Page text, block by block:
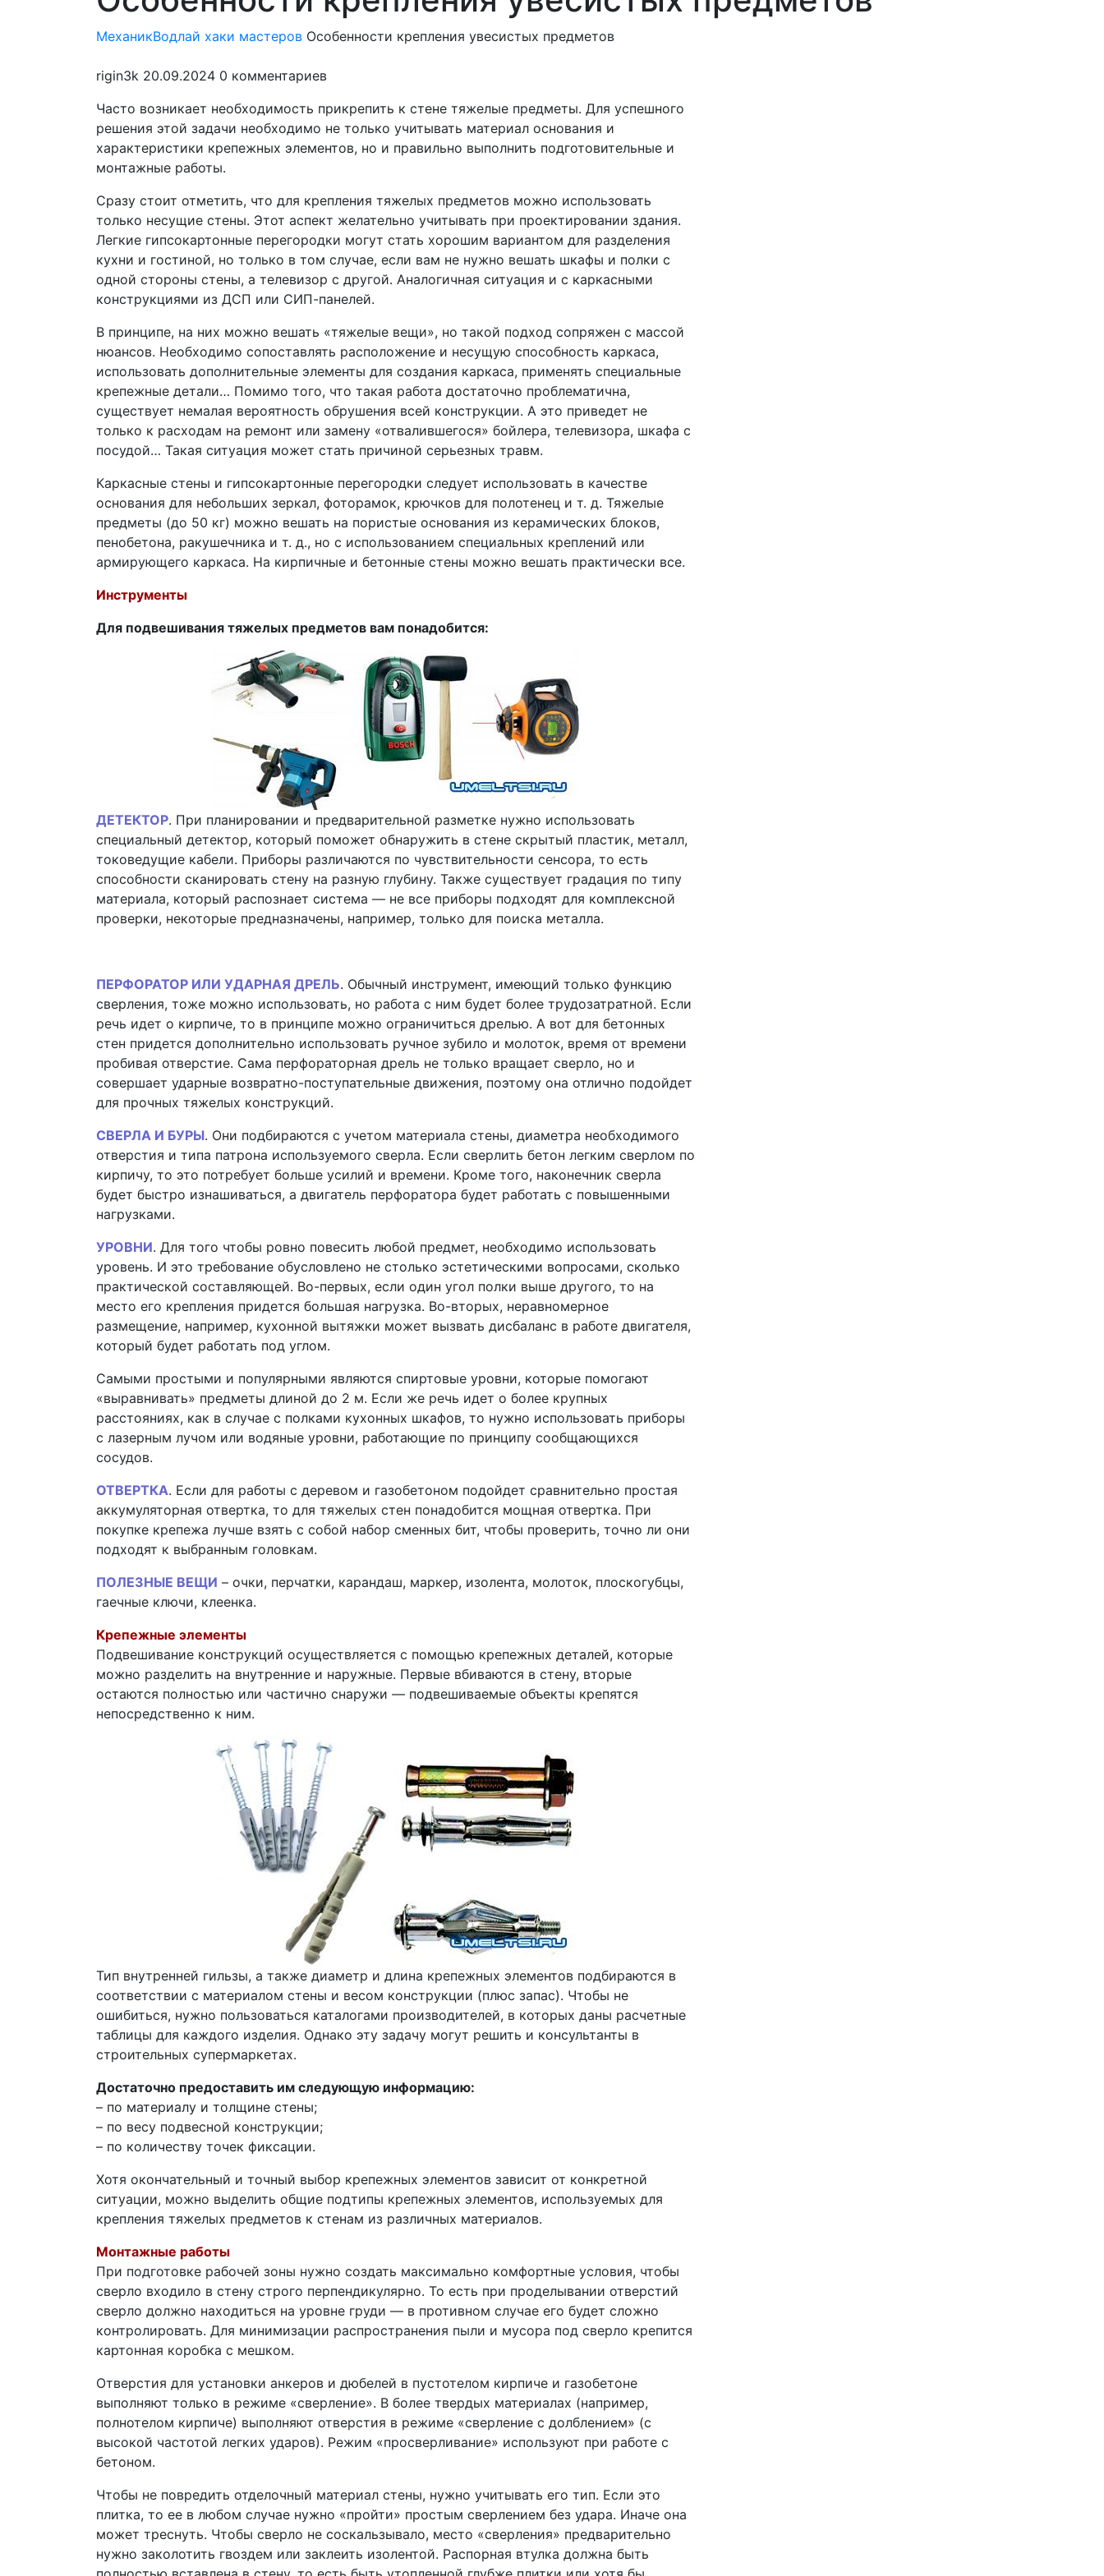
меню
МеханикВодлай хаки мастеров Особенности крепления увесистых предметов
rigin3k 20.09.2024 0 комментариев
Часто возникает необходимость прикрепить к стене тяжелые предметы. Для успешного
решения этой задачи необходимо не только учитывать материал основания и
характеристики крепежных элементов, но и правильно выполнить подготовительные и
монтажные работы.
Сразу стоит отметить, что для крепления тяжелых предметов можно использовать
только несущие стены. Этот аспект желательно учитывать при проектировании здания.
Легкие гипсокартонные перегородки могут стать хорошим вариантом для разделения
кухни и гостиной, но только в том случае, если вам не нужно вешать шкафы и полки с
одной стороны стены, а телевизор с другой. Аналогичная ситуация и с каркасными
конструкциями из ДСП или СИП-панелей.
В принципе, на них можно вешать «тяжелые вещи», но такой подход сопряжен с массой
нюансов. Необходимо сопоставлять расположение и несущую способность каркаса,
использовать дополнительные элементы для создания каркаса, применять специальные
крепежные детали… Помимо того, что такая работа достаточно проблематична,
существует немалая вероятность обрушения всей конструкции. А это приведет не
только к расходам на ремонт или замену «отвалившегося» бойлера, телевизора, шкафа с
посудой… Такая ситуация может стать причиной серьезных травм.
Каркасные стены и гипсокартонные перегородки следует использовать в качестве
основания для небольших зеркал, фоторамок, крючков для полотенец и т. д. Тяжелые
предметы (до 50 кг) можно вешать на пористые основания из керамических блоков,
пенобетона, ракушечника и т. д., но с использованием специальных креплений или
армирующего каркаса. На кирпичные и бетонные стены можно вешать практически все.
Инструменты
Для подвешивания тяжелых предметов вам понадобится:
ДЕТЕКТОР. При планировании и предварительной разметке нужно использовать
специальный детектор, который поможет обнаружить в стене скрытый пластик, металл,
токоведущие кабели. Приборы различаются по чувствительности сенсора, то есть
способности сканировать стену на разную глубину. Также существует градация по типу
материала, который распознает система — не все приборы подходят для комплексной
проверки, некоторые предназначены, например, только для поиска металла.
ПЕРФОРАТОР ИЛИ УДАРНАЯ ДРЕЛЬ. Обычный инструмент, имеющий только функцию
сверления, тоже можно использовать, но работа с ним будет более трудозатратной. Если
речь идет о кирпиче, то в принципе можно ограничиться дрелью. А вот для бетонных
стен придется дополнительно использовать ручное зубило и молоток, время от времени
пробивая отверстие. Сама перфораторная дрель не только вращает сверло, но и
совершает ударные возвратно-поступательные движения, поэтому она отлично подойдет
для прочных тяжелых конструкций.
СВЕРЛА И БУРЫ. Они подбираются с учетом материала стены, диаметра необходимого
отверстия и типа патрона используемого сверла. Если сверлить бетон легким сверлом по
кирпичу, то это потребует больше усилий и времени. Кроме того, наконечник сверла
будет быстро изнашиваться, а двигатель перфоратора будет работать с повышенными
нагрузками.
УРОВНИ. Для того чтобы ровно повесить любой предмет, необходимо использовать
уровень. И это требование обусловлено не столько эстетическими вопросами, сколько
практической составляющей. Во-первых, если один угол полки выше другого, то на
место его крепления придется большая нагрузка. Во-вторых, неравномерное
размещение, например, кухонной вытяжки может вызвать дисбаланс в работе двигателя,
который будет работать под углом.
Самыми простыми и популярными являются спиртовые уровни, которые помогают
«выравнивать» предметы длиной до 2 м. Если же речь идет о более крупных
расстояниях, как в случае с полками кухонных шкафов, то нужно использовать приборы
с лазерным лучом или водяные уровни, работающие по принципу сообщающихся
сосудов.
ОТВЕРТКА. Если для работы с деревом и газобетоном подойдет сравнительно простая
аккумуляторная отвертка, то для тяжелых стен понадобится мощная отвертка. При
покупке крепежа лучше взять с собой набор сменных бит, чтобы проверить, точно ли они
подходят к выбранным головкам.
ПОЛЕЗНЫЕ ВЕЩИ – очки, перчатки, карандаш, маркер, изолента, молоток, плоскогубцы,
гаечные ключи, клеенка.
Крепежные элементы
Подвешивание конструкций осуществляется с помощью крепежных деталей, которые
можно разделить на внутренние и наружные. Первые вбиваются в стену, вторые
остаются полностью или частично снаружи — подвешиваемые объекты крепятся
непосредственно к ним.
Тип внутренней гильзы, а также диаметр и длина крепежных элементов подбираются в
соответствии с материалом стены и весом конструкции (плюс запас). Чтобы не
ошибиться, нужно пользоваться каталогами производителей, в которых даны расчетные
таблицы для каждого изделия. Однако эту задачу могут решить и консультанты в
строительных супермаркетах.
Достаточно предоставить им следующую информацию:
– по материалу и толщине стены;
– по весу подвесной конструкции;
– по количеству точек фиксации.
Хотя окончательный и точный выбор крепежных элементов зависит от конкретной
ситуации, можно выделить общие подтипы крепежных элементов, используемых для
крепления тяжелых предметов к стенам из различных материалов.
Монтажные работы
При подготовке рабочей зоны нужно создать максимально комфортные условия, чтобы
сверло входило в стену строго перпендикулярно. То есть при проделывании отверстий
сверло должно находиться на уровне груди — в противном случае его будет сложно
контролировать. Для минимизации распространения пыли и мусора под сверло крепится
картонная коробка с мешком.
Отверстия для установки анкеров и дюбелей в пустотелом кирпиче и газобетоне
выполняют только в режиме «сверление». В более твердых материалах (например,
полнотелом кирпиче) выполняют отверстия в режиме «сверление с долблением» (с
высокой частотой легких ударов). Режим «просверливание» используют при работе с
бетоном.
Чтобы не повредить отделочный материал стены, нужно учитывать его тип. Если это
плитка, то ее в любом случае нужно «пройти» простым сверлением без удара. Иначе она
может треснуть. Чтобы сверло не соскальзывало, место «сверления» предварительно
нужно заколотить гвоздем или заклеить изолентой. Распорная втулка должна быть